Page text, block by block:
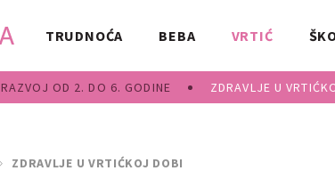
TRUDNOĆA BEBA VRTIĆ
RAZVOJ OD 2. DO 6. GODINE ZDRAVLJE U
ZDRAVLJE U VRTIĆKOJ DOBI